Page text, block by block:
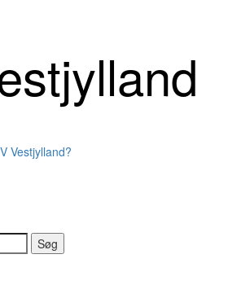
Vestjylland?